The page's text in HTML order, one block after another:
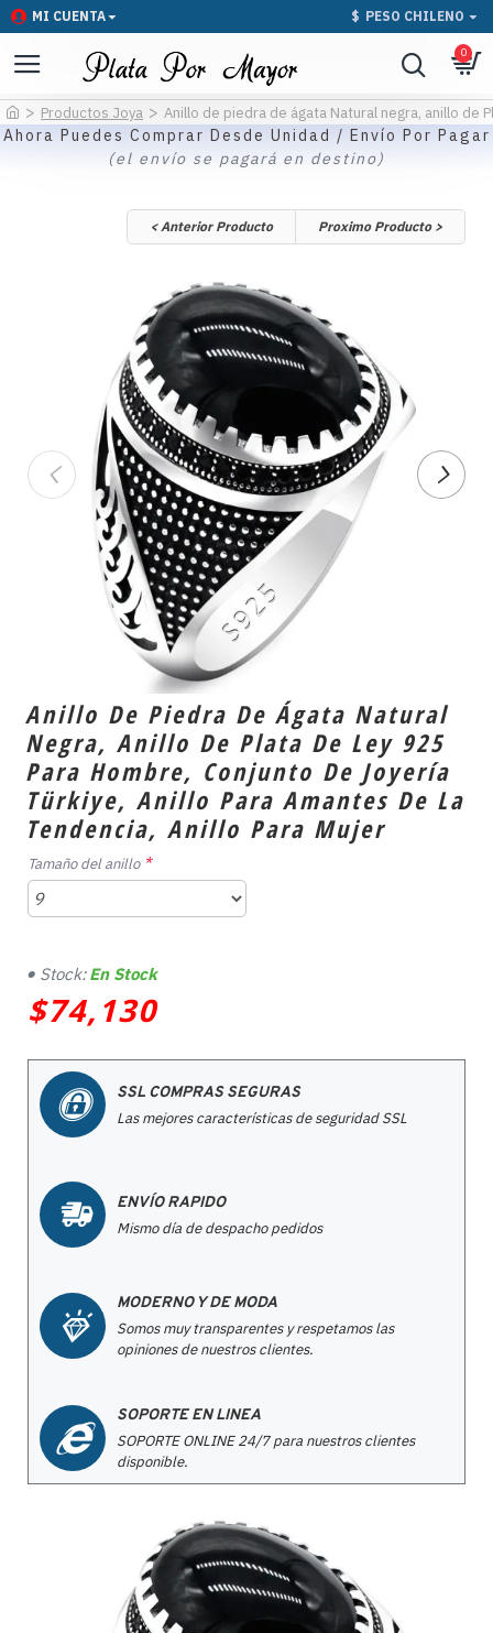
MI CUENTA $ PESO CHILENO
0
Productos Joya Anillo de piedra de ágata Natural negra, anillo de
Ahora Puedes Comprar Desde Unidad / Envío Por Pagar
(el envío se pagará en destino)
< Anterior Producto Proximo Producto >
Anillo De Piedra De Ágata Natural
Negra, Anillo De Plata De Ley 925
Para Hombre, Conjunto De Joyería
Türkiye, Anillo Para Amantes De La
Tendencia, Anillo Para Mujer
$74,130
Stock: En Stock
Tamaño del anillo
SSL COMPRAS SEGURAS
Las mejores características de seguridad SSL
ENVÍO RAPIDO
Mismo día de despacho pedidos
MODERNO Y DE MODA
Somos muy transparentes y respetamos las
opiniones de nuestros clientes.
SOPORTE EN LINEA
SOPORTE ONLINE 24/7 para nuestros clientes
disponible.